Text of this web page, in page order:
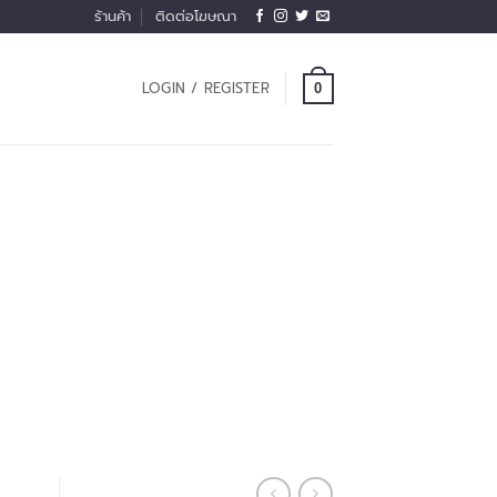
ร้านค้า ติดต่อโฆษณา
LOGIN / REGISTER 0